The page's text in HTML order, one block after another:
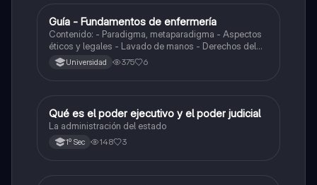
Biología
Guía - Fundamentos de enfermería
Contenido: - Paradigma, metaparadigma - Aspectos
éticos y legales - Lavado de manos - Derechos del
paciente y de la enfermera - Calzado de guantes -
Asepsia y Antisepsia
Universidad 375 6
Formación Cívica y Ética
Qué es el poder ejecutivo y el poder judicial
La administración del estado
1º Sec 148 3